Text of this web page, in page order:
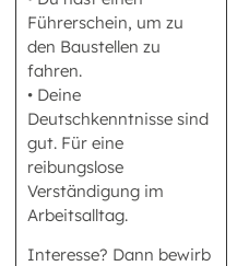
Führerschein, um zu
den Baustellen zu
fahren.
• Deine
Deutschkenntnisse sind
gut. Für eine
reibungslose
Verständigung im
Arbeitsalltag.
Interesse? Dann bewirb